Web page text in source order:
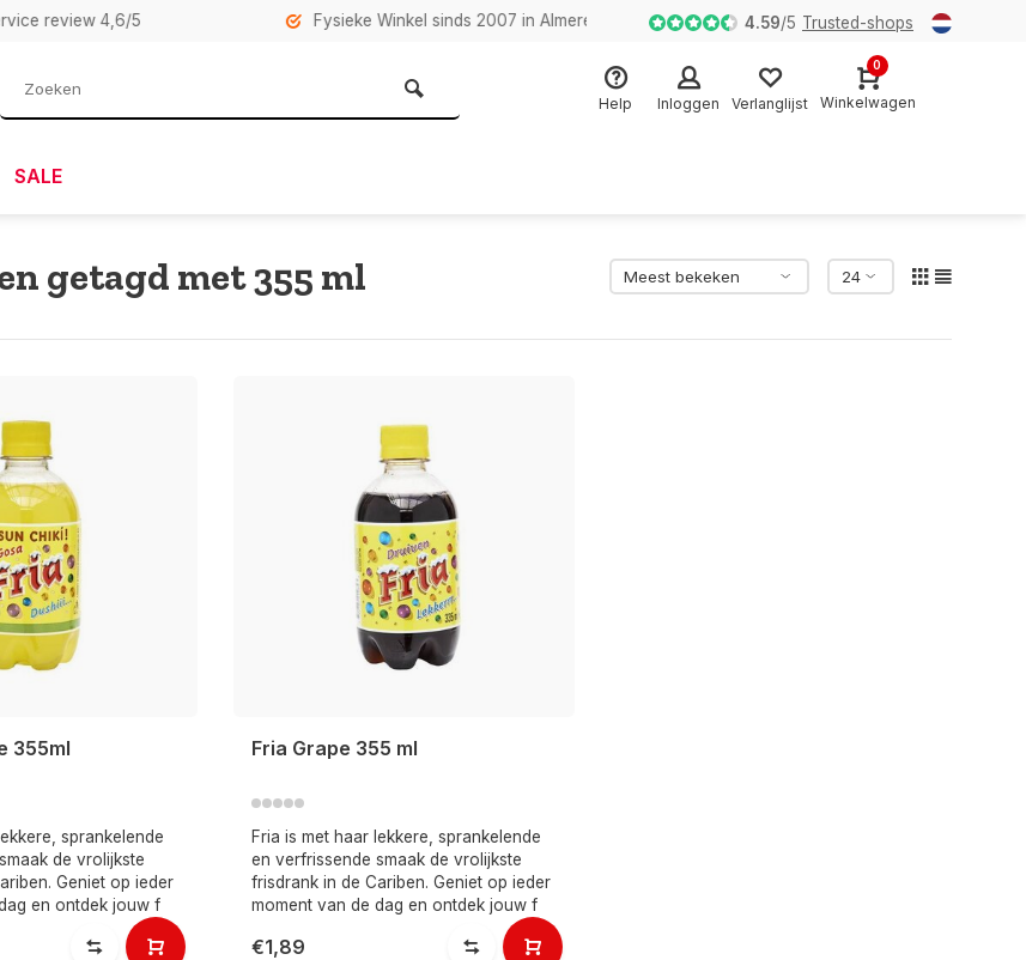
4,6/5 Fysieke Winkel sinds 2007 in Almere 4.59/5 Trusted-shops
Help Inloggen Verlanglijst
0
Winkelwagen
SALE
getagd met 355 ml
355ml
sprankelende
de vrolijkste
Geniet op ieder
en ontdek jouw f
Fria Grape 355 ml
Fria is met haar lekkere, sprankelende
en verfrissende smaak de vrolijkste
frisdrank in de Cariben. Geniet op ieder
moment van de dag en ontdek jouw f
€1,89